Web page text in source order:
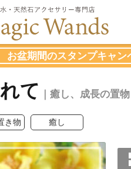
お盆期間のスタンプキャン
て ｜癒し、成長の置物
き物 癒し